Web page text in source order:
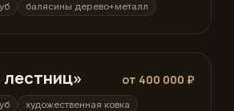
балясины дерево+металл
от 400 000 ₽
художественная ковка